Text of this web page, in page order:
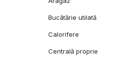
Bucătărie utilată
Calorifere
Centrală proprie